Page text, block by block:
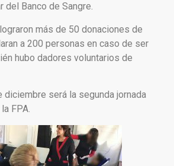
del Banco de Sangre.
más de 50 donaciones de
a 200 personas en caso de ser
hubo dadores voluntarios de
diciembre será la segunda jornada
FPA.